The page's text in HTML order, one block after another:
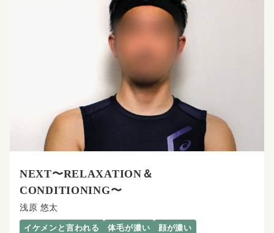
NEXT〜RELAXATION＆
CONDITIONING〜
浅原 悠太
イケメンと言われる 体毛が濃い
顔が濃い